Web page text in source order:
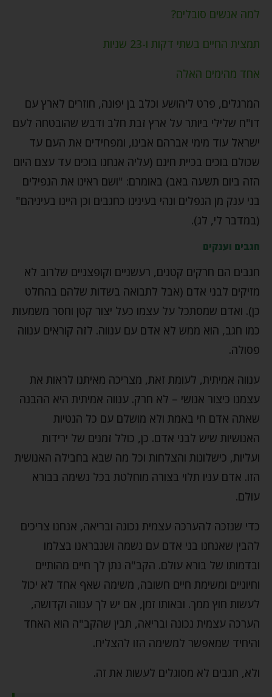
למה אנשים סובלים?
תמצית החיים בשתי דקות ו-23 שניות
אחד מהימים האלה
המרגלים, פרט ליהושע וכלב בן יפונה, חוזרים לארץ עם
דו"ח שלילי ביותר על ארץ זבת חלב ודבש שהובטחה לעם
ישראל עוד מימי אברהם אבינו, ומפחידים את העם עד
שכולם בוכים בכיית חינם (עליה אנחנו בוכים עד עצם היום
הזה ביום תשעה באב) באומרם: "ושם ראינו את הנפילים
בני ענק מן הנפלים ונהי בעינינו כחגבים וכן היינו בעיניהם"
(במדבר לי, לג).
חגבים וענקים
חגבים הם חרקים קטנים, רעשניים וקופצניים שלרוב לא
מזיקים לבני אדם (אבל לתבואה בשדות שלהם בהחלט
כן). ואדם שמסתכל על עצמו כעל יצור קטן וחסר משמעות
כמו חגב, הוא ממש לא אדם עם ענווה. לזה קוראים ענווה
פסולה.
ענווה אמיתית, לעומת זאת, מצריכה מאיתנו לראות את
עצמנו כיצור אנושי – לא חרק. ענווה אמיתית היא ההבנה
שאתה אדם חי באמת ולא מושלם עם כל הנטיות
האנושיות שיש לבני אדם. כן, כולל זמנים של ירידות
ועליות, כישלונות והצלחות וכל מה שבא בחבילה האנושית
הזו. אדם עניו תלוי בצורה מוחלטת בכל נשימה בבורא
עולם.
כדי שנזכה להערכה עצמית נכונה ובריאה, אנחנו צריכים
להבין שאנחנו בני אדם עם נשמה ושנבראנו בצלמו
ובדמותו של בורא עולם. הקב"ה נתן לך חיים מהותיים
וחיוניים ומשימת חיים חשובה, משימה שאף אחד לא יכול
לעשות חוץ ממך. ובאותו זמן, אם יש לך ענווה וקדושה,
הערכה עצמית נכונה ובריאה, תבין שהקב"ה הוא האחד
והיחיד שמאפשר למשימה הזו להצליח.
ולא, חגבים לא מסוגלים לעשות את זה.